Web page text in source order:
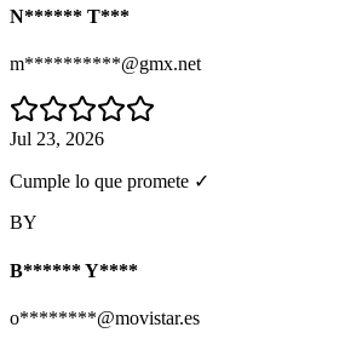
N****** T***
m**********@gmx.net
Jul 23, 2026
Cumple lo que promete ✓
BY
B****** Y****
o********@movistar.es